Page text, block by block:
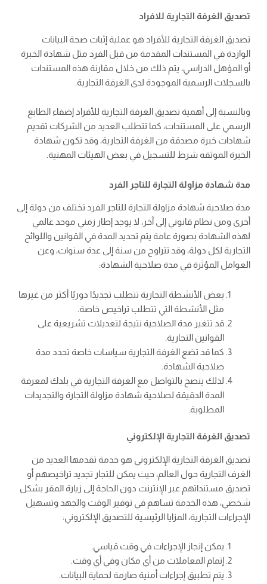
تصديق الغرفة التجارية للافراد
تصديق الغرفة التجارية للأفراد هو عملية إثبات صحة البيانات
الواردة في المستندات المقدمة من قبل الفرد مثل شهادة الخبرة
أو المؤهل الدراسي، يتم ذلك من خلال مقارنة هذه المستندات
بالسجلات الرسمية الموجودة لدى الغرفة التجارية.
وبالنسبة إلى أهمية تصديق الغرفة التجارية للأفراد إضفاء الطابع
الرسمي على المستندات، كما تتطلب العديد من الشركات تقديم
شهادات خبرة مصدقة من الغرفة التجارية، وقد تكون شهادة
الخبرة الموثقه شرط للتسجيل في بعض الهيئات المهنية.
مدة شهادة مزاولة التجارة للتاجر الفرد
مدة صلاحية شهادة مزاولة التجارة للتاجر الفرد تختلف من دولة إلى
أخرى ومن نظام قانوني إلى آخر، لا يوجد إطار زمني موحد عالمي
لهذه الشهادة بصورة عامة يتم تحديد المدة في القوانين واللوائح
التجارية لكل دولة، وقد تتراوح من سنة إلى عدة سنوات، وعن
العوامل المؤثرة في مدة صلاحية الشهادة:
بعض الأنشطة التجارية تتطلب تجديدًا دوريًا أكثر من غيرها
مثل الأنشطة التي تتطلب تراخيص خاصة.
قد تتغير مدة الصلاحية نتيجة لتعديلات تشريعية على
القوانين التجارية.
كما قد تضع الغرفة التجارية سياسات خاصة تحدد مدة
صلاحية الشهادة.
لذلك ينصح بالتواصل مع الغرفة التجارية في بلدك لمعرفة
المدة الدقيقة لصلاحية شهادة مزاولة التجارة والتجديدات
المطلوبة.
تصديق الغرفة التجارية الإلكتروني
تصديق الغرفة التجارية الإلكتروني هو خدمة تقدمها العديد من
الغرف التجارية حول العالم، حيث يمكن للتجار تجديد تراخيصهم أو
تصديق مستنداتهم عبر الإنترنت دون الحاجة إلى زيارة المقر بشكل
شخصي، هذه الخدمة تساهم في توفير الوقت والجهد وتسهيل
الإجراءات التجارية، المزايا الرئيسية للتصديق الإلكتروني:
يمكن إنجاز الإجراءات في وقت قياسي.
إتمام المعاملات من أي مكان وفي أي وقت.
يتم تطبيق إجراءات أمنية صارمة لحماية البيانات.